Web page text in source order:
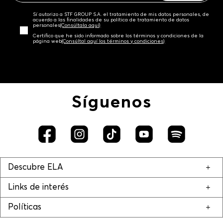
Sí autorizo a STF GROUP S.A. el tratamiento de mis datos personales, de
acuerdo a las finalidades de su política de tratamiento de datos
personales‎(Consúltala aquí)
Certifico que he sido informado sobre los términos y condiciones de la
página web‎(Consúltal aquí los términos y condiciones)
Síguenos
Descubre ELA
Links de interés
Políticas